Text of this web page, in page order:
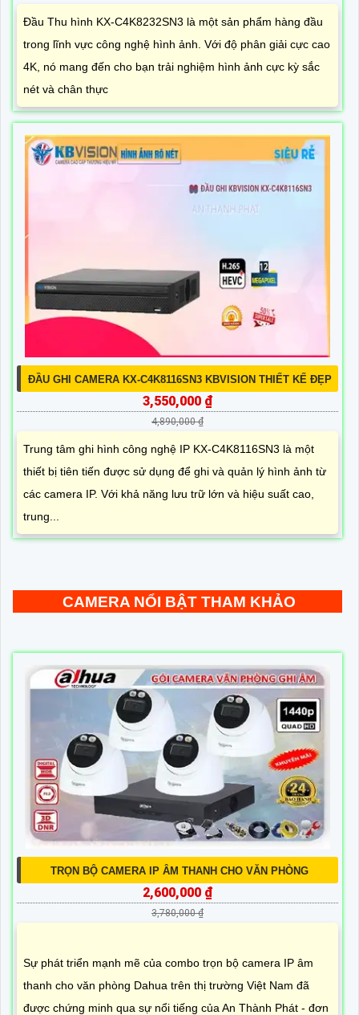
Đầu Thu hình KX-C4K8232SN3 là một sản phẩm hàng đầu
trong lĩnh vực công nghệ hình ảnh. Với độ phân giải cực cao
4K, nó mang đến cho bạn trải nghiệm hình ảnh cực kỳ sắc
nét và chân thực
ĐẦU GHI CAMERA KX-C4K8116SN3 KBVISION THIẾT KẾ ĐẸP
3,550,000 ₫
4,890,000 ₫
Trung tâm ghi hình công nghệ IP KX-C4K8116SN3 là một
thiết bị tiên tiến được sử dụng để ghi và quản lý hình ảnh từ
các camera IP. Với khả năng lưu trữ lớn và hiệu suất cao,
trung...
CAMERA NỔI BẬT THAM KHẢO
TRỌN BỘ CAMERA IP ÂM THANH CHO VĂN PHÒNG
2,600,000 ₫
3,780,000 ₫
Sự phát triển mạnh mẽ của combo trọn bộ camera IP âm
thanh cho văn phòng Dahua trên thị trường Việt Nam đã
được chứng minh qua sự nổi tiếng của An Thành Phát - đơn